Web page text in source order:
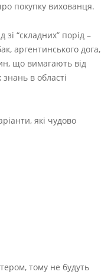
покупку вихованця.
“складних” порід –
аргентинського дога,
що вимагають від
в області
які чудово
тому не будуть